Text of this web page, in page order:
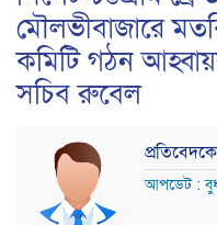
মৌলভীবাজারে
ক‌মি‌টি গঠন
সচিব রুবেল
আপডেট :